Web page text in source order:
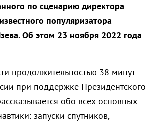
по сценарию директора
популяризатора
Об этом 23 ноября 2022 года
продолжительностью 38 минут
при поддержке Президентского
обо всех основных
запуски спутников,